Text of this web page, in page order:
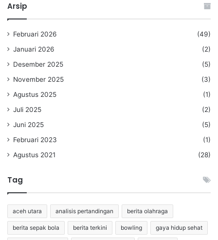
Arsip
Februari 2026
(49)
Januari 2026
(2)
Desember 2025
(5)
November 2025
(3)
Agustus 2025
(1)
Juli 2025
(2)
Juni 2025
(5)
Februari 2023
(1)
Agustus 2021
(28)
Tag
aceh utara analisis pertandingan berita olahraga
berita sepak bola berita terkini bowling gaya hidup sehat